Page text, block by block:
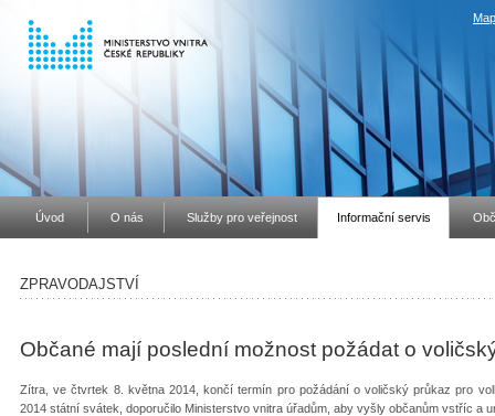
Úvod O nás Služby pro veřejnost Informační servis
ZPRAVODAJSTVÍ
Občané mají poslední možnost požádat o
Zítra, ve čtvrtek 8. května 2014, končí termín pro požádání o voličský průkaz pro
2014 státní svátek, doporučilo Ministerstvo vnitra úřadům, aby vyšly občanům vstříc